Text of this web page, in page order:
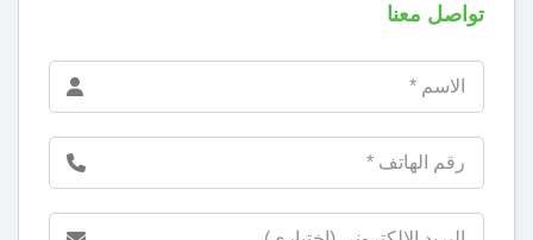
تواصل معنا